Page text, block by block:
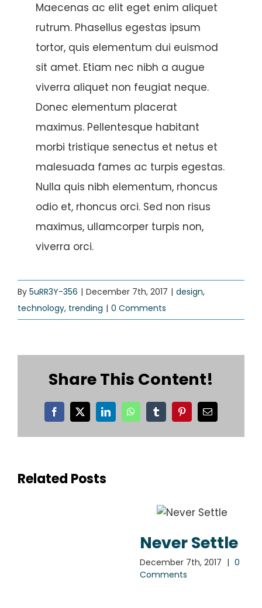
Maecenas ac elit eget enim aliquet
rutrum. Phasellus egestas ipsum
tortor, quis elementum dui euismod
sit amet. Etiam nec nibh a augue
viverra aliquet non feugiat neque.
Donec elementum placerat
maximus. Pellentesque habitant
morbi tristique senectus et netus et
malesuada fames ac turpis egestas.
Nulla quis nibh elementum, rhoncus
odio et, rhoncus orci. Sed non risus
maximus, ullamcorper turpis non,
viverra orci.
By 5uRR3Y-356 | December 7th, 2017 | design,
technology, trending | 0 Comments
Share This Content!
Facebook
X LinkedInWhatsAppTumblrPinterestEmail
Related Posts
Never Settle
December 7th, 2017 | 0
Comments